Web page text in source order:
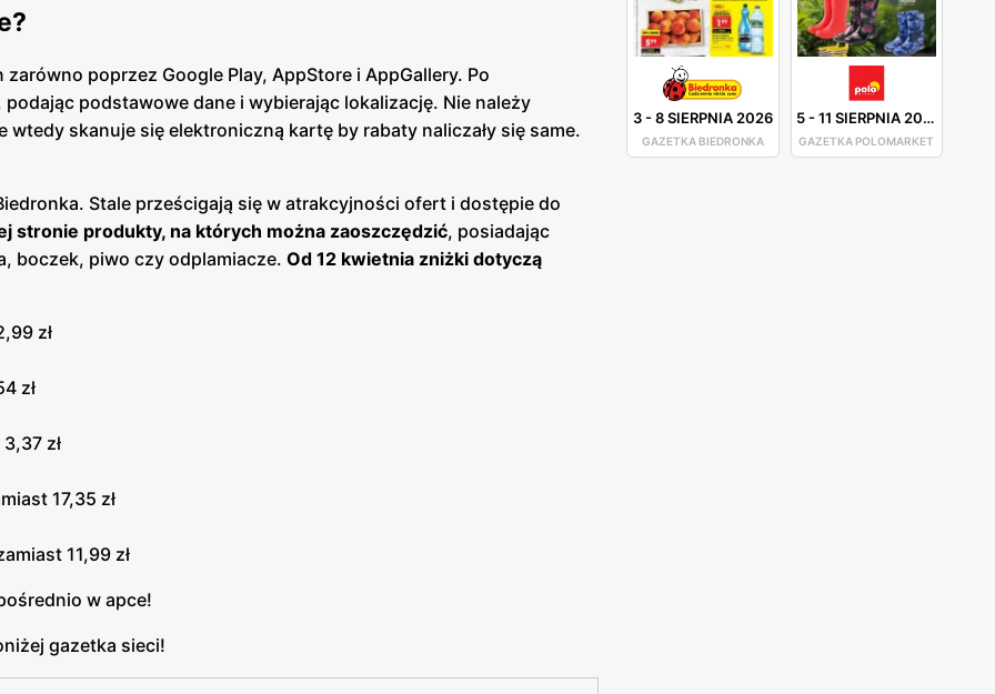
3-8 SIERPNIA 2026
GAZETKA BIEDRONKA
5-11 SIERPNIA 2026
GAZETKA POLOMARKET
poprzez Google Play, AppStore i AppGallery. Po
podstawowe dane i wybierając lokalizację. Nie należy
skanuje się elektroniczną kartę by rabaty naliczały się same.
Stale prześcigają się w atrakcyjności ofert i dostępie do
stronie produkty, na których można zaoszczędzić, posiadając
boczek, piwo czy odplamiacze. Od 12 kwietnia zniżki dotyczą
zł
zł
zł
17,35 zł
11,99 zł
w apce!
gazetka sieci!